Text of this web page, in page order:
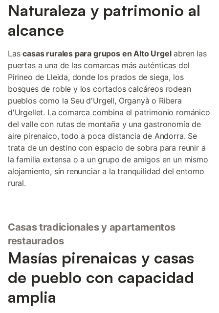
Naturaleza y patrimonio al
alcance
Lascasas rurales para grupos en Alto Urgelabren las
puertas a una de las comarcas más auténticas del
Pirineo de Lleida, donde los prados de siega, los
bosques de roble y los cortados calcáreos rodean
pueblos como la Seu d'Urgell, Organyà o Ribera
d'Urgellet. La comarca combina el patrimonio románico
del valle con rutas de montaña y una gastronomía de
aire pirenaico, todo a poca distancia de Andorra. Se
trata de un destino con espacio de sobra para reunir a
la familia extensa o a un grupo de amigos en un mismo
alojamiento, sin renunciar a la tranquilidad del entorno
rural.
Casas tradicionales y apartamentos
restaurados
Masías pirenaicas y casas
de pueblo con capacidad
amplia